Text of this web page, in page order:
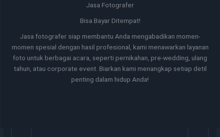
Jasa Fotografer
Bisa Bayar Ditempat!
Jasa fotografer siap membantu Anda mengabadikan momen-
momen spesial dengan hasil profesional, kami menawarkan layanan
foto untuk berbagai acara, seperti pernikahan, pre-wedding, ulang
tahun, atau corporate event. Biarkan kami menangkap setiap detil
penting dalam hidup Anda!